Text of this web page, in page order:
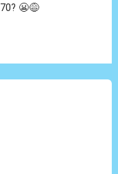
😬😅